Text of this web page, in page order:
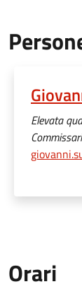
Elevata
Orari